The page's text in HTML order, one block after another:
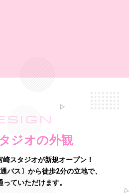
ジオの外観
スタジオが新規オープン！
バス〕から徒歩2分の立地で、
っていただけます。